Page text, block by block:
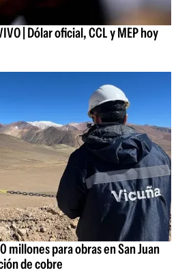
| Dólar oficial, CCL y MEP hoy
millones para obras en San Juan
de cobre